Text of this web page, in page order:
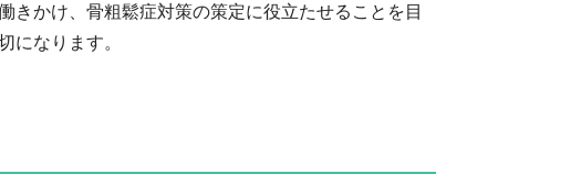
きかけ、骨粗鬆症対策の策定に役立たせることを目
になります。